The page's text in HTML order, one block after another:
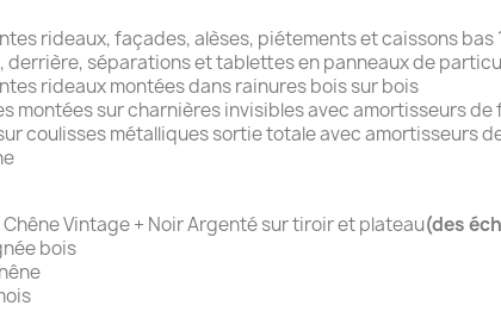
rideaux, façades, alèses, piétements et caissons bas
derrière, séparations et tablettes en panneaux de
rideaux montées dans rainures bois sur bois
montées sur charnières invisibles avec amortisseurs de
coulisses métalliques sortie totale avec amortisseurs
Chêne Vintage + Noir Argenté sur tiroir et plateau(des
bois